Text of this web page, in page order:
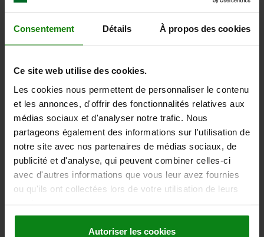
Consentement Détails À propos des cookies
Ce site web utilise des cookies.
Les cookies nous permettent de personnaliser le contenu
et les annonces, d'offrir des fonctionnalités relatives aux
médias sociaux et d'analyser notre trafic. Nous
partageons également des informations sur l'utilisation de
notre site avec nos partenaires de médias sociaux, de
publicité et d'analyse, qui peuvent combiner celles-ci
avec d'autres informations que vous leur avez fournies
ou qu'ils ont collectées lors de votre utilisation de leurs
Autoriser les cookies
D3=14
H1=32 H2=10 H3=16,5 R=16
F MAX. KN =11,8
Order number:04370-410
57,56 €
plus sales tax
DETAILS